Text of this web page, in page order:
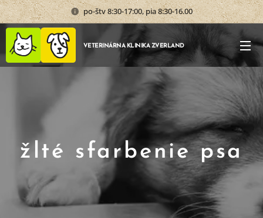
po-štv 8:30-17:00, pia 8:30-16.00
VETERINÁRNA KLINIKA ZVERLAND
žlté sfarbenie psa